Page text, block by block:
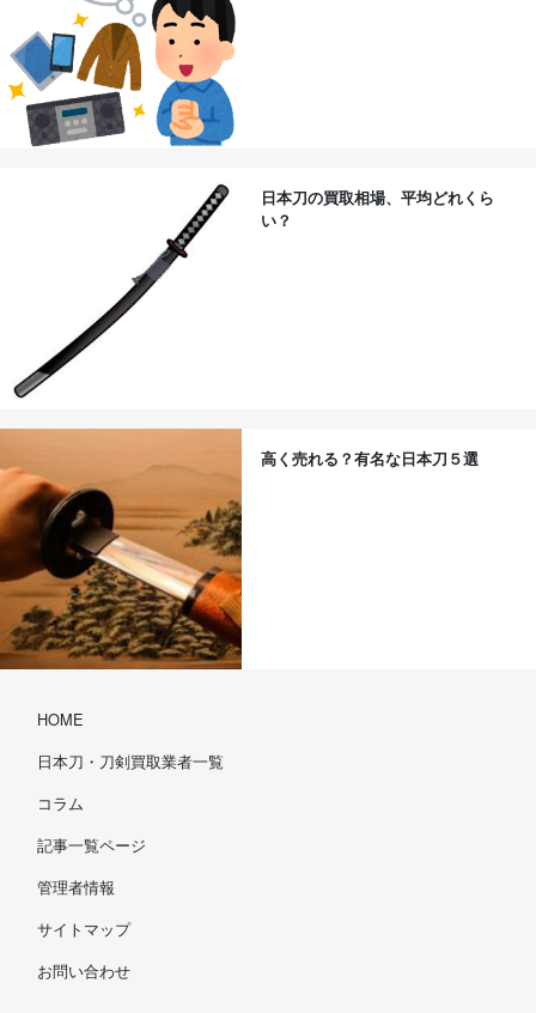
日本刀の買取相場、平均どれくら
い？
高く売れる？有名な日本刀５選
HOME
日本刀・刀剣買取業者一覧
コラム
記事一覧ページ
管理者情報
サイトマップ
お問い合わせ